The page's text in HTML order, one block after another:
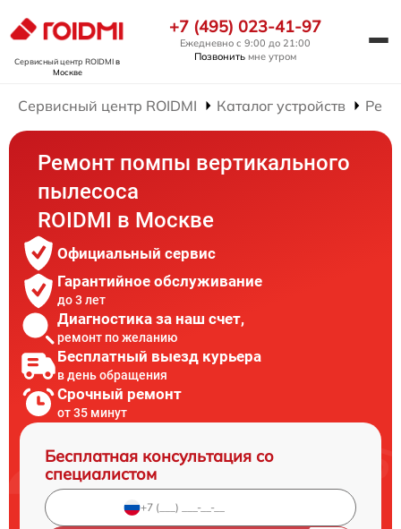
Сервисный центр ROIDMIв
Москве
+7 (495) 023-41-97
Ежедневно с 9:00 до 21:00
Позвонить мне утром
Сервисный центр ROIDMI Каталог устройств
Ремонт помпы вертикального
пылесоса
ROIDMI в Москве
Официальный сервис
Гарантийное обслуживание
до 3 лет
Диагностика за наш счет,
ремонт по желанию
Бесплатный выезд курьера
в день обращения
Срочный ремонт
от 35 минут
Бесплатная консультация со
специалистом